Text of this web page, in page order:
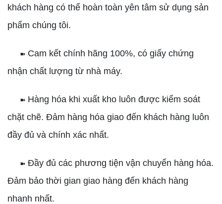
khách hàng có thể hoàn toàn yên tâm sử dụng sản
phẩm chúng tôi.
➽ Cam kết chính hãng 100%, có giấy chứng
nhận chất lượng từ nhà máy.
➽ Hàng hóa khi xuất kho luôn được kiểm soát
chặt chẽ. Đảm hàng hóa giao đến khách hàng luôn
đầy đủ và chính xác nhất.
➽ Đầy đủ các phương tiện vận chuyển hàng hóa.
Đảm bảo thời gian giao hàng đến khách hàng
nhanh nhất.